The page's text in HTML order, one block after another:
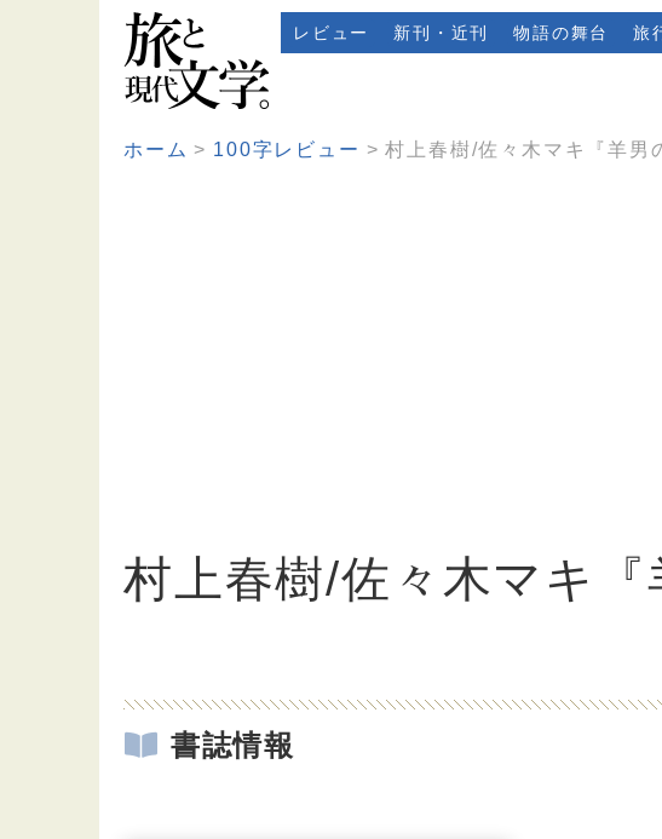
レビュー 新刊・近刊 物語の舞台 旅
ホーム 100字レビュー 村上春樹/佐々木マキ『羊男
村上春樹/佐々木マキ
書誌情報